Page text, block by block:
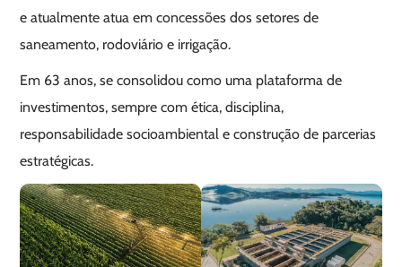
e atualmente atua em concessões dos setores de
saneamento, rodoviário e irrigação.
Em 63 anos, se consolidou como uma plataforma de
investimentos, sempre com ética, disciplina,
responsabilidade socioambiental e construção de parcerias
estratégicas.